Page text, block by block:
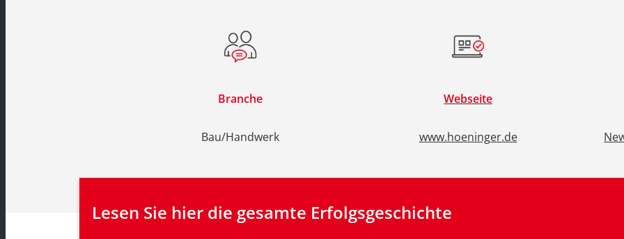
Branche
Bau/Handwerk
Webseite
www.hoeninger.de
Lesen Sie hier die gesamte Erfolgsgeschichte